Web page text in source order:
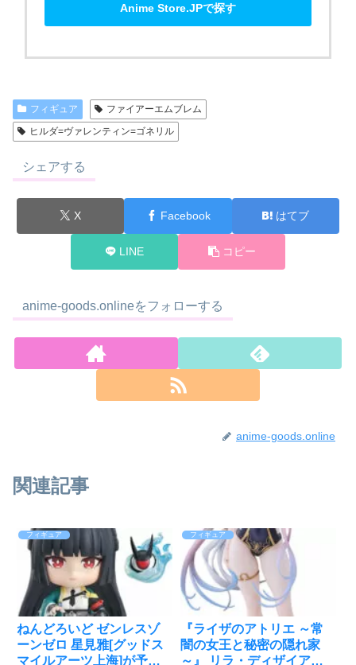
Anime Store.JPで探す
フィギュア
ファイアーエムブレム
ヒルダ=ヴァレンティン=ゴネリル
シェアする
X Facebook はてブ
LINE コピー
anime-goods.onlineをフォローする
anime-goods.online
関連記事
フィギュア
ねんどろいど ゼンレスゾ
ーンゼロ 星見雅[グッドス
マイルアーツ上海]が予約
フィギュア
『ライザのアトリエ ～常
闇の女王と秘密の隠れ家
～』 リラ・ディザイアス